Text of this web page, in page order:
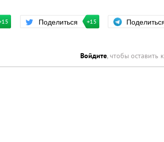
Поделиться +15
Войдите, чтобы оставить